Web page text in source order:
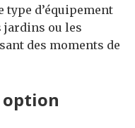
type d’équipement
jardins ou les
des moments de
option